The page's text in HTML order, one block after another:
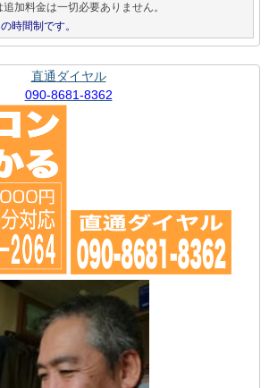
加料金は一切必要ありません。
時間制です。
直通ダイヤル
090-8681-8362